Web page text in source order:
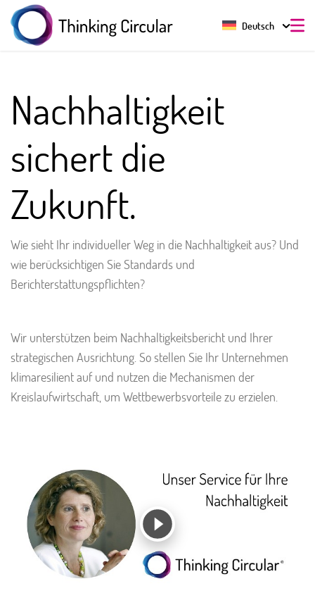
Deutsch
Nachhaltigkeit
sichert die
Zukunft.
Wie sieht Ihr individueller Weg in die Nachhaltigkeit aus? Und
wie berücksichtigen Sie Standards und
Berichterstattungspflichten?
Wir unterstützen beim Nachhaltigkeitsbericht und Ihrer
strategischen Ausrichtung. So stellen Sie Ihr Unternehmen
klimaresilient auf und nutzen die Mechanismen der
Kreislaufwirtschaft, um Wettbewerbsvorteile zu erzielen.